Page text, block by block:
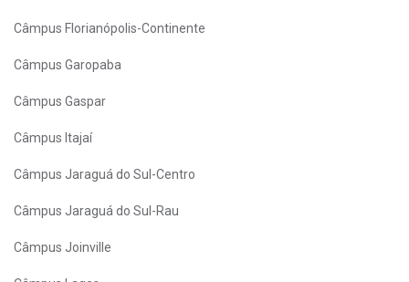
Câmpus Florianópolis-Continente
Câmpus Garopaba
Câmpus Gaspar
Câmpus Itajaí
Câmpus Jaraguá do Sul-Centro
Câmpus Jaraguá do Sul-Rau
Câmpus Joinville